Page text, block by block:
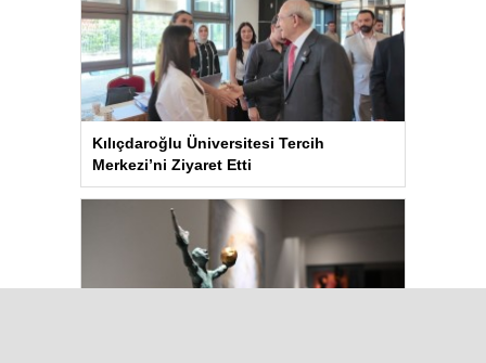
Kılıçdaroğlu Üniversitesi Tercih
Merkezi’ni Ziyaret Etti